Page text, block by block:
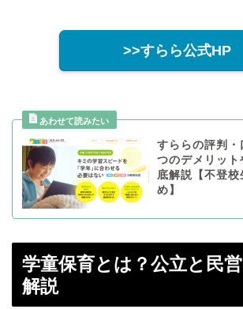
>>すらら公式HP
すららの評判
つのデメリッ
底解説【不登
め】
学童保育とは？公立と民
解説